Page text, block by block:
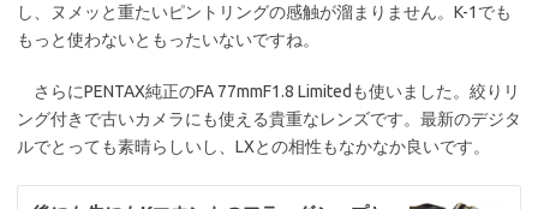
し、ヌメッと重たいピントリングの感触が溜まりません。K-1でも
もっと使わないともったいないですね。
さらにPENTAX純正のFA 77mmF1.8 Limitedも使いました。絞りリ
ング付きで古いカメラにも使える貴重なレンズです。最新のデジタ
ルでとっても素晴らしいし、LXとの相性もなかなか良いです。